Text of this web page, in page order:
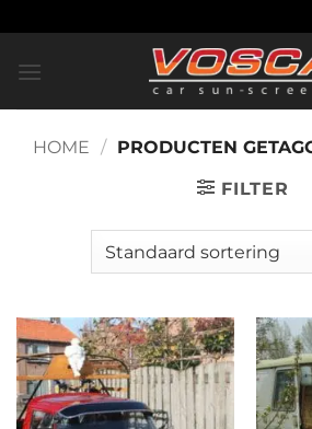
naar
inhoud
HOME / PRODUCTEN
FILTER